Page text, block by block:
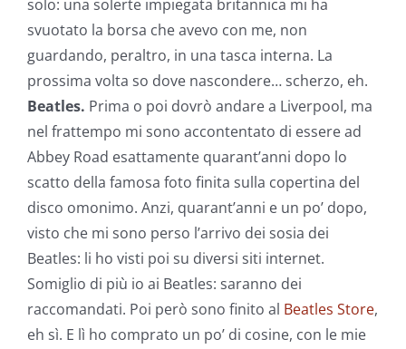
solo: una solerte impiegata britannica mi ha
svuotato la borsa che avevo con me, non
guardando, peraltro, in una tasca interna. La
prossima volta so dove nascondere… scherzo, eh.
Beatles. Prima o poi dovrò andare a Liverpool, ma
nel frattempo mi sono accontentato di essere ad
Abbey Road esattamente quarant’anni dopo lo
scatto della famosa foto finita sulla copertina del
disco omonimo. Anzi, quarant’anni e un po’ dopo,
visto che mi sono perso l’arrivo dei sosia dei
Beatles: li ho visti poi su diversi siti internet.
Somiglio di più io ai Beatles: saranno dei
raccomandati. Poi però sono finito al Beatles Store,
eh sì. E lì ho comprato un po’ di cosine, con le mie